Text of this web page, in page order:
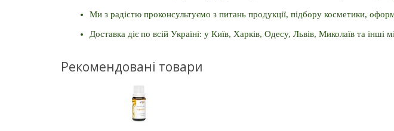
Ми з радістю проконсультуємо з питань продукції, підбору косметики,
Доставка діє по всій Україні: у Київ, Харків, Одесу, Львів, Миколаїв та інші
Рекомендовані товари